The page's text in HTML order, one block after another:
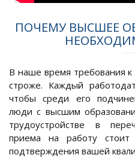
ПОЧЕМУ ВЫСШЕЕ
В наше время требования к
строже. Каждый
чтобы среди его
люди с высшим
трудоустройстве в
приема на работу
подтверждения вашей